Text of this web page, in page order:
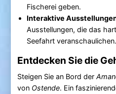
Fischerei geben.
Interaktive
Ausstellungen, die das
Seefahrt veranschaulichen.
Entdecken Sie die
Steigen Sie an Bord der
von Ostende. Ein